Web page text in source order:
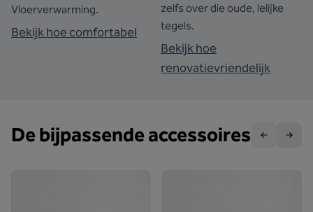
Vloerverwarming.
Bekijk hoe comfortabel
zelfs over die oude, lelijke
tegels.
Bekijk hoe
renovatievriendelijk
De bijpassende accessoires